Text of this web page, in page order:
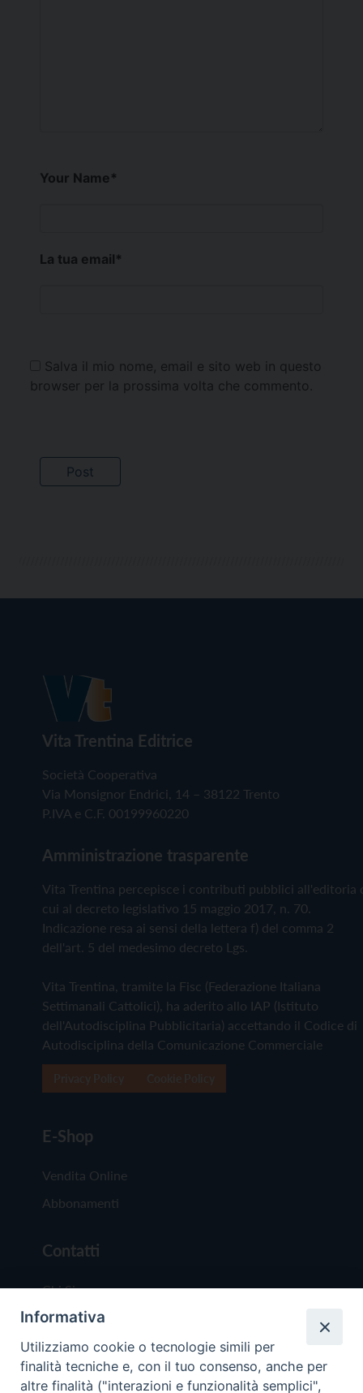
Your Name*
La tua email*
Salva il mio nome, email e sito web in questo
browser per la prossima volta che commento.
Vita Trentina Editrice
Società Cooperativa
Via Monsignor Endrici, 14 – 38122 Trento
P.IVA e C.F. 00199960220
Amministrazione trasparente
Vita Trentina percepisce i contributi pubblici all'editoria
cui al decreto legislativo 15 maggio 2017, n. 70.
Indicazione resa ai sensi della lettera f) del comma 2
dell'art. 5 del medesimo decreto Lgs.
Vita Trentina, tramite la Fisc (Federazione Italiana
Settimanali Cattolici), ha aderito allo IAP (Istituto
dell'Autodisciplina Pubblicitaria) accettando il Codice di
Autodisciplina della Comunicazione Commerciale
E-Shop
Vendita Online
Abbonamenti
Contatti
Chi Siamo
Redazione
Scrivici
Informativa
Utilizziamo cookie o tecnologie simili per
finalità tecniche e, con il tuo consenso, anche per
altre finalità ("interazioni e funzionalità semplici",